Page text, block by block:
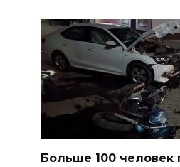
Больше 100 человек